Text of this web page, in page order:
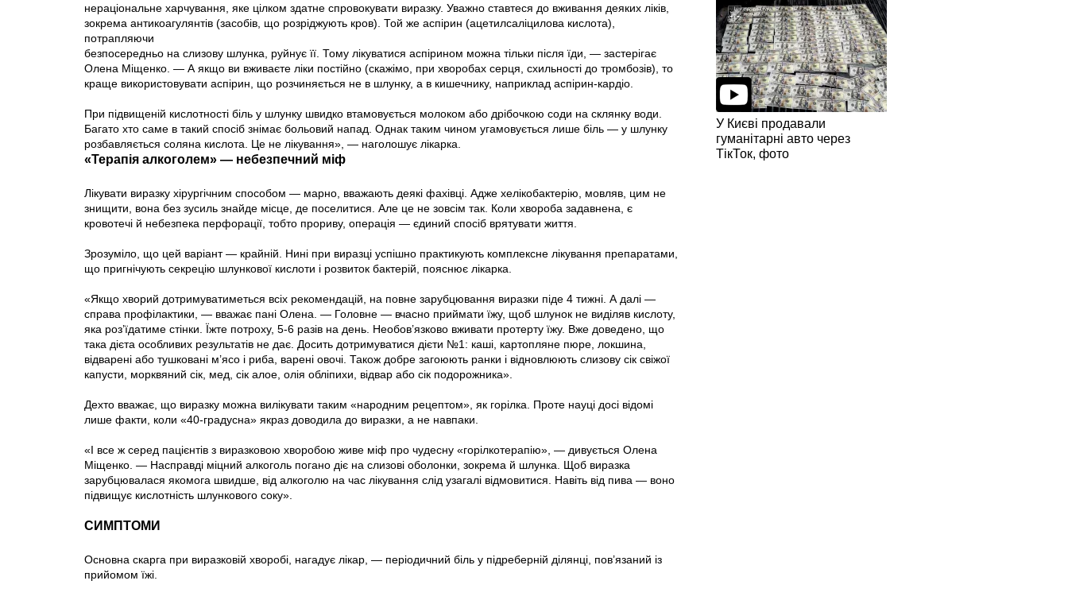
нераціональне харчування, яке цілком здатне спровокувати виразку. Уважно ставтеся до вживання деяких ліків,
зокрема антикоагулянтів (засобів, що розріджують кров). Той же аспірин (ацетилсаліцилова кислота),
потрапляючи
безпосередньо на слизову шлунка, руйнує її. Тому лікуватися аспірином можна тільки після їди, — застерігає
Олена Міщенко. — А якщо ви вживаєте ліки постійно (скажімо, при хворобах серця, схильності до тромбозів), то
краще використовувати аспірин, що розчиняється не в шлунку, а в кишечнику, наприклад аспірин-кардіо.
При підвищеній кислотності біль у шлунку швидко втамовується молоком або дрібочкою соди на склянку води.
Багато хто саме в такий спосіб знімає больовий напад. Однак таким чином угамовується лише біль — у шлунку
розбавляється соляна кислота. Це не лікування», — наголошує лікарка.
«Терапія алкоголем» — небезпечний міф
Лікувати виразку хірургічним способом — марно, вважають деякі фахівці. Адже хелікобактерію, мовляв, цим не
знищити, вона без зусиль знайде місце, де поселитися. Але це не зовсім так. Коли хвороба задавнена, є
кровотечі й небезпека перфорації, тобто прориву, операція — єдиний спосіб врятувати життя.
Зрозуміло, що цей варіант — крайній. Нині при виразці успішно практикують комплексне лікування препаратами,
що пригнічують секрецію шлункової кислоти і розвиток бактерій, пояснює лікарка.
«Якщо хворий дотримуватиметься всіх рекомендацій, на повне зарубцювання виразки піде 4 тижні. А далі —
справа профілактики, — вважає пані Олена. — Головне — вчасно приймати їжу, щоб шлунок не виділяв кислоту,
яка роз’їдатиме стінки. Їжте потроху, 5-6 разів на день. Необов’язково вживати протерту їжу. Вже доведено, що
така дієта особливих результатів не дає. Досить дотримуватися дієти №1: каші, картопляне пюре, локшина,
відварені або тушковані м’ясо і риба, варені овочі. Також добре загоюють ранки і відновлюють слизову сік свіжої
капусти, морквяний сік, мед, сік алое, олія обліпихи, відвар або сік подорожника».
Дехто вважає, що виразку можна вилікувати таким «народним рецептом», як горілка. Проте науці досі відомі
лише факти, коли «40-градусна» якраз доводила до виразки, а не навпаки.
«І все ж серед пацієнтів з виразковою хворобою живе міф про чудесну «горілкотерапію», — дивується Олена
Міщенко. — Насправді міцний алкоголь погано діє на слизові оболонки, зокрема й шлунка. Щоб виразка
зарубцювалася якомога швидше, від алкоголю на час лікування слід узагалі відмовитися. Навіть від пива — воно
підвищує кислотність шлункового соку».
СИМПТОМИ
Основна скарга при виразковій хворобі, нагадує лікар, — періодичний біль у підреберній ділянці, пов’язаний із
прийомом їжі.
У Києві продавали
гуманітарні авто через
ТікТок, фото